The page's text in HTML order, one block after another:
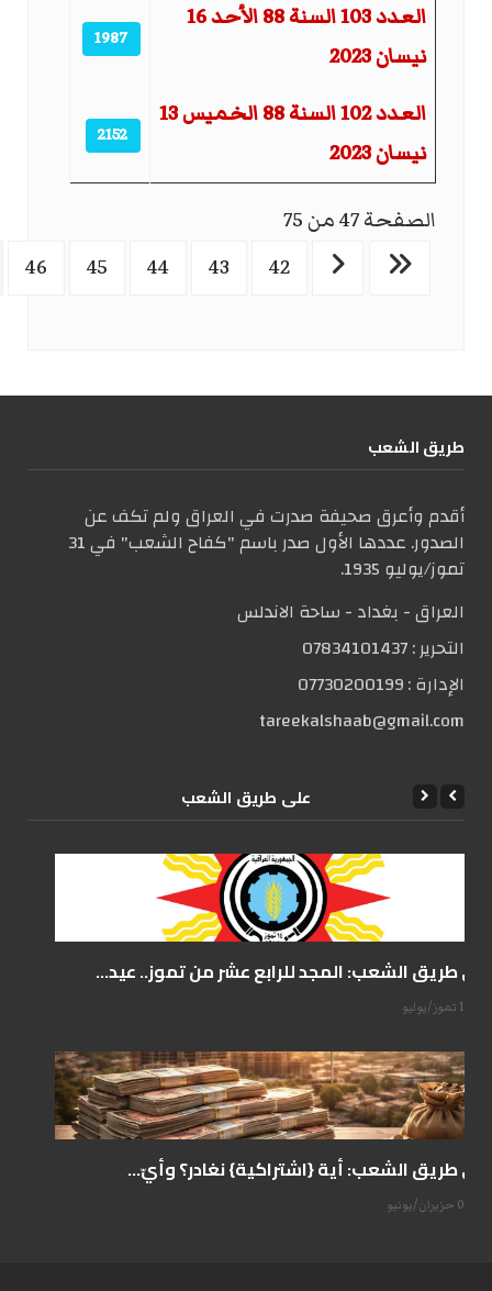
العدد 103 السنة 88 الأحد 16
نيسان 2023
1987
العدد 102 السنة 88 الخميس 13
نيسان 2023
2152
الصفحة 47 من 75
42
43
44
45
46
طریق الشعب
أقدم وأعرق صحيفة صدرت في العراق ولم تكف عن
الصدور. عددها الأول صدر باسم "كفاح الشعب" في 31
تموز/يوليو 1935.
العراق - بغداد - ساحة الاندلس
التحریر :07834101437
الإدارة :07730200199
tareekalshaab@gmail.com
علی طریق الشعب
على طريق الشعب: المجد للرابع عشر من تموز.. عيد...
14 تموز/يوليو
على طريق الشعب: أية {اشتراكية} نغادر؟ وأيّ...
07 حزيران/يونيو